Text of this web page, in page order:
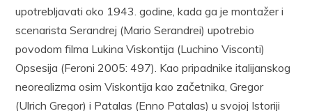
upotrebljavati oko 1943. godine, kada ga je montažer i
scenarista Serandrej (Mario Serandrei) upotrebio
povodom filma Lukina Viskontija (Luchino Visconti)
Opsesija (Feroni 2005: 497). Kao pripadnike italijanskog
neorealizma osim Viskontija kao začetnika, Gregor
(Ulrich Gregor) i Patalas (Enno Patalas) u svojoj Istoriji